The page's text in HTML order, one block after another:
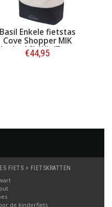
Basil Enkele
Rivo Tarpaulin M
Hooks 12-15L
FIETS > FIETSKRATTEN
de kinderfiets